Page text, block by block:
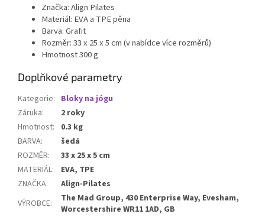
Značka: Align Pilates
Materiál: EVA a TPE pěna
Barva: Grafit
Rozměr: 33 x 25 x 5 cm (v nabídce více rozměrů)
Hmotnost 300 g
Doplňkové parametry
Kategorie: Bloky na jógu
Záruka:
2 roky
Hmotnost:
0.3 kg
BARVA:
šedá
ROZMĚR:
33 x 25 x 5 cm
MATERIÁL:
EVA, TPE
ZNAČKA:
Align-Pilates
VÝROBCE:
The Mad Group, 430 Enterprise Way, Evesham,
Worcestershire WR11 1AD, GB